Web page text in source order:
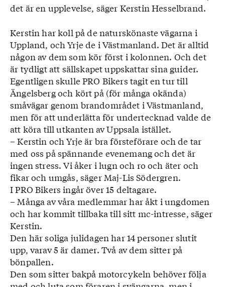
det är en upplevelse, säger Kerstin Hesselbrand.
Kerstin har koll på de naturskönaste vägarna i
Uppland, och Yrje de i Västmanland. Det är alltid
någon av dem som kör först i kolonnen. Och det
är tydligt att sällskapet uppskattar sina guider.
Egentligen skulle PRO Bikers tagit en tur till
Ängelsberg och kört på (för många okända)
småvägar genom brandområdet i Västmanland,
men för att underlätta för undertecknad valde de
att köra till utkanten av Uppsala istället.
– Kerstin och Yrje är bra försteförare och de tar
med oss på spännande evenemang och det är
ingen stress. Vi åker i lugn och ro och äter och
fikar och umgås, säger Maj-Lis Södergren.
I PRO Bikers ingår över 15 deltagare.
– Många av våra medlemmar har åkt i ungdomen
och har kommit tillbaka till sitt mc-intresse, säger
Kerstin.
Den här soliga julidagen har 14 personer slutit
upp, varav 5 är damer. Två av dem sitter på
bönpallen.
Den som sitter bakpå motorcykeln behöver följa